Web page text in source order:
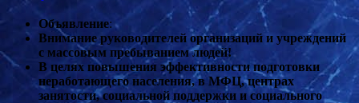
Объявление:
Внимание руководителей организаций и учреждений
с массовым пребыванием людей!
В целях повышения эффективности подготовки
неработающего населения, в МФЦ, центрах
занятости, социальной поддержки и социального